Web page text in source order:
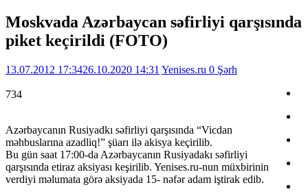
Moskvada Azərbaycan səfirliyi qarşısında
piket keçirildi (FOTO)
13.07.2012 17:3426.10.2020 14:31 Yenises.ru 0 Şərh
734
Azərbaycanın Rusiyadkı səfirliyi qarşısında “Vicdan
məhbuslarına azadliq!” şüarı ilə akisya keçirilib.
Bu gün saat 17:00-da Azərbaycanın Rusiyadakı səfirliyi
qarşısında etiraz aksiyası keşirilib. Yenises.ru-nun müxbirinin
verdiyi məlumata görə aksiyada 15- nəfər adam iştirak edib.